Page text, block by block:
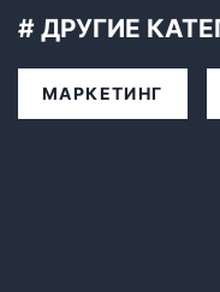
# ДРУГИЕ
МАРКЕТИНГ